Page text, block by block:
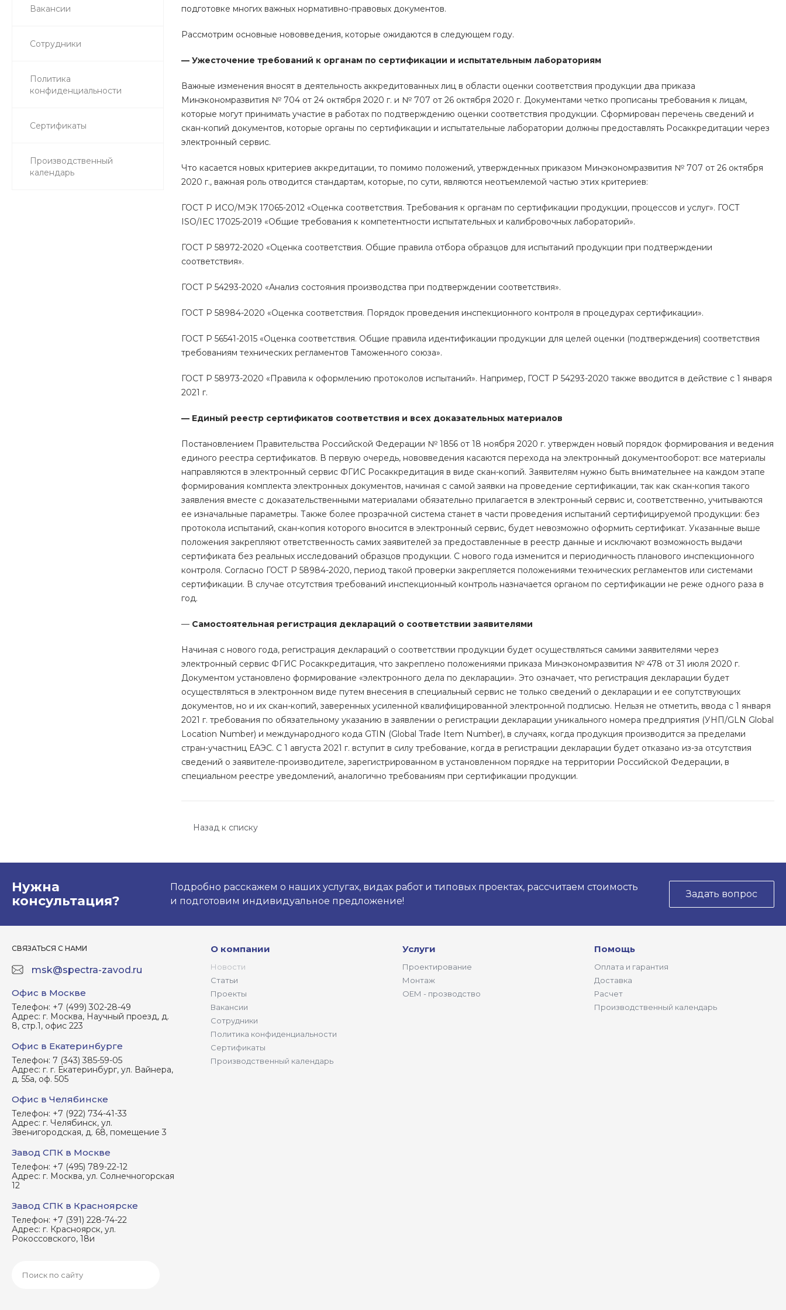
Солнечногорская 12
Пн-Пт: 8:00-18:00 Cб-Вс:
Выходной
msk@spectra-zavod.ru
Пн-Пт: 9:00-18:00 Cб-Вс:
info@spectra-zavod.ru
Вакансии
Сотрудники
Политика
конфиденциальности
Сертификаты
Производственный
календарь
подготовке многих важных нормативно-правовых документов.
Рассмотрим основные нововведения, которые ожидаются в следующем году.
— Ужесточение требований к органам по сертификации и испытательным лабораториям
Важные изменения вносят в деятельность аккредитованных лиц в области оценки соответствия продукции два приказа
Минэкономразвития № 704 от 24 октября 2020 г. и № 707 от 26 октября 2020 г. Документами четко прописаны требования к лицам,
которые могут принимать участие в работах по подтверждению оценки соответствия продукции. Сформирован перечень сведений и
скан-копий документов, которые органы по сертификации и испытательные лаборатории должны предоставлять Росаккредитации через
электронный сервис.
Что касается новых критериев аккредитации, то помимо положений, утвержденных приказом Минэкономразвития № 707 от 26 октября
2020 г., важная роль отводится стандартам, которые, по сути, являются неотъемлемой частью этих критериев:
ГОСТ Р ИСО/МЭК 17065-2012 «Оценка соответствия. Требования к органам по сертификации продукции, процессов и услуг». ГОСТ
ISO/IEC 17025-2019 «Общие требования к компетентности испытательных и калибровочных лабораторий».
ГОСТ Р 58972-2020 «Оценка соответствия. Общие правила отбора образцов для испытаний продукции при подтверждении
соответствия».
ГОСТ Р 54293-2020 «Анализ состояния производства при подтверждении соответствия».
ГОСТ Р 58984-2020 «Оценка соответствия. Порядок проведения инспекционного контроля в процедурах сертификации».
ГОСТ Р 56541-2015 «Оценка соответствия. Общие правила идентификации продукции для целей оценки (подтверждения) соответствия
требованиям технических регламентов Таможенного союза».
ГОСТ Р 58973-2020 «Правила к оформлению протоколов испытаний». Например, ГОСТ Р 54293-2020 также вводится в действие с 1 января
2021 г.
— Единый реестр сертификатов соответствия и всех доказательных материалов
Постановлением Правительства Российской Федерации № 1856 от 18 ноября 2020 г. утвержден новый порядок формирования и ведения
единого реестра сертификатов. В первую очередь, нововведения касаются перехода на электронный документооборот: все материалы
направляются в электронный сервис ФГИС Росаккредитация в виде скан-копий. Заявителям нужно быть внимательнее на каждом этапе
формирования комплекта электронных документов, начиная с самой заявки на проведение сертификации, так как скан-копия такого
заявления вместе с доказательственными материалами обязательно прилагается в электронный сервис и, соответственно, учитываются
ее изначальные параметры. Также более прозрачной система станет в части проведения испытаний сертифицируемой продукции: без
протокола испытаний, скан-копия которого вносится в электронный сервис, будет невозможно оформить сертификат. Указанные выше
положения закрепляют ответственность самих заявителей за предоставленные в реестр данные и исключают возможность выдачи
сертификата без реальных исследований образцов продукции. С нового года изменится и периодичность планового инспекционного
контроля. Согласно ГОСТ Р 58984-2020, период такой проверки закрепляется положениями технических регламентов или системами
сертификации. В случае отсутствия требований инспекционный контроль назначается органом по сертификации не реже одного раза в
год.
— Самостоятельная регистрация деклараций о соответствии заявителями
Начиная с нового года, регистрация деклараций о соответствии продукции будет осуществляться самими заявителями через
электронный сервис ФГИС Росаккредитация, что закреплено положениями приказа Минэкономразвития № 478 от 31 июля 2020 г.
Документом установлено формирование «электронного дела по декларации». Это означает, что регистрация декларации будет
осуществляться в электронном виде путем внесения в специальный сервис не только сведений о декларации и ее сопутствующих
документов, но и их скан-копий, заверенных усиленной квалифицированной электронной подписью. Нельзя не отметить, ввода с 1 января
2021 г. требования по обязательному указанию в заявлении о регистрации декларации уникального номера предприятия (УНП/GLN Global
Location Number) и международного кода GTIN (Global Trade Item Number), в случаях, когда продукция производится за пределами
стран-участниц ЕАЭС. С 1 августа 2021 г. вступит в силу требование, когда в регистрации декларации будет отказано из-за отсутствия
сведений о заявителе-производителе, зарегистрированном в установленном порядке на территории Российской Федерации, в
специальном реестре уведомлений, аналогично требованиям при сертификации продукции.
Назад к списку
Нужна
консультация?
Подробно расскажем о наших услугах, видах работ и типовых проектах, рассчитаем стоимость
и подготовим индивидуальное предложение!
Задать вопрос
СВЯЗАТЬСЯ С НАМИ
msk@spectra-zavod.ru
Офис в Москве
Телефон: +7 (499) 302-28-49
Адрес: г. Москва, Научный проезд, д.
8, стр.1, офис 223
Офис в Екатеринбурге
Телефон: 7 (343) 385-59-05
Адрес: г. г. Екатеринбург, ул. Вайнера,
д. 55а, оф. 505
Офис в Челябинске
Телефон: +7 (922) 734-41-33
Адрес: г. Челябинск, ул.
Звенигородская, д. 68, помещение 3
Завод СПК в Москве
Телефон: +7 (495) 789-22-12
Адрес: г. Москва, ул. Солнечногорская
12
Завод СПК в Красноярске
Телефон: +7 (391) 228-74-22
Адрес: г. Красноярск, ул.
Рокоссовского, 18и
О компании
Новости
Статьи
Проекты
Вакансии
Сотрудники
Политика конфиденциальности
Сертификаты
Производственный календарь
Услуги
Проектирование
Монтаж
ОЕМ - прозводство
Помощь
Оплата и гарантия
Доставка
Расчет
Производственный календарь